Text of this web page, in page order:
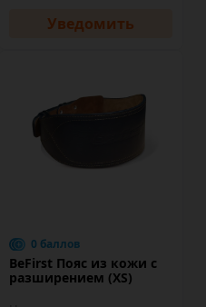
Уведомить
0 баллов
BeFirst Пояс из кожи с
разширением (XS)